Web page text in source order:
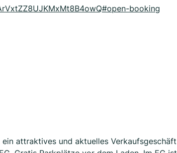
booking
attraktives und aktuelles